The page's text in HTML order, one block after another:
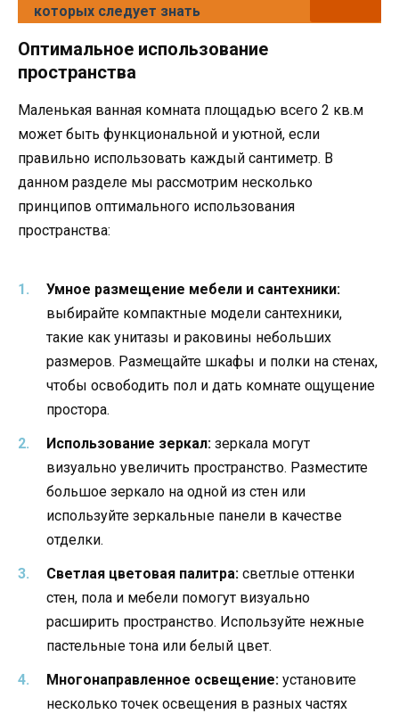
которых следует знать
Оптимальное использование
пространства
Маленькая ванная комната площадью всего 2 кв.м
может быть функциональной и уютной, если
правильно использовать каждый сантиметр. В
данном разделе мы рассмотрим несколько
принципов оптимального использования
пространства:
Умное размещение мебели и сантехники:
выбирайте компактные модели сантехники,
такие как унитазы и раковины небольших
размеров. Размещайте шкафы и полки на стенах,
чтобы освободить пол и дать комнате ощущение
простора.
Использование зеркал: зеркала могут
визуально увеличить пространство. Разместите
большое зеркало на одной из стен или
используйте зеркальные панели в качестве
отделки.
Светлая цветовая палитра: светлые оттенки
стен, пола и мебели помогут визуально
расширить пространство. Используйте нежные
пастельные тона или белый цвет.
Многонаправленное освещение: установите
несколько точек освещения в разных частях